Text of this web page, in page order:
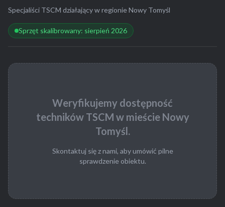
Specjaliści TSCM działający w regionie Nowy Tomyśl
Sprzęt skalibrowany: sierpień 2026
Weryfikujemy dostępność
techników TSCM w mieście Nowy
Tomyśl.
Skontaktuj się z nami, aby umówić pilne
sprawdzenie obiektu.